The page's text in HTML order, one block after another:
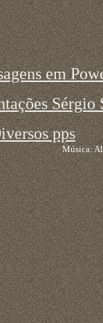
em
Sérgio
pps
Música: